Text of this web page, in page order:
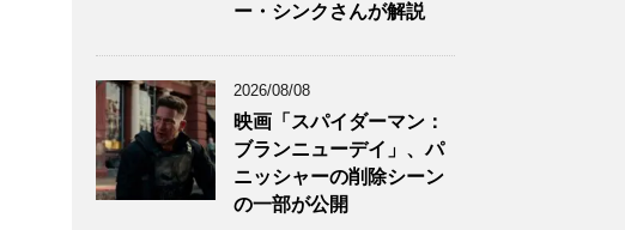
ー・シンクさんが解説
2026/08/08
映画「スパイダーマン：
ブランニューデイ」、パ
ニッシャーの削除シーン
の一部が公開